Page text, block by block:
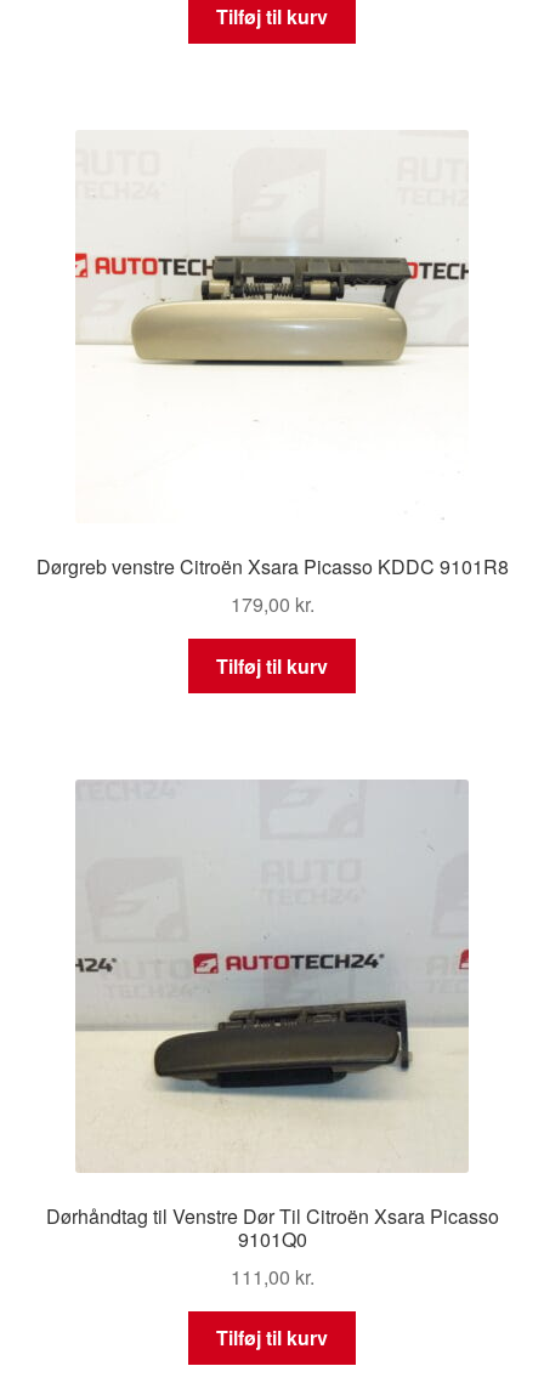
Tilføj til kurv
Dørgreb venstre Citroën Xsara Picasso KDDC 9101R8
179,00 kr.
Tilføj til kurv
Dørhåndtag til Venstre Dør Til Citroën Xsara Picasso
9101Q0
111,00 kr.
Tilføj til kurv